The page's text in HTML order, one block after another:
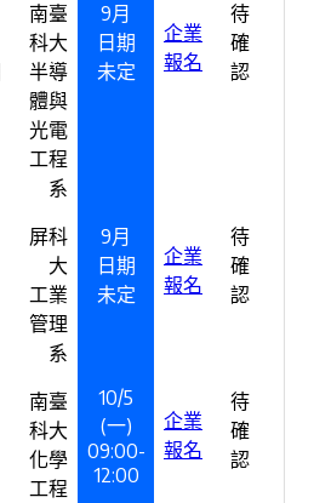
南臺
科大
半導
體與
光電
工程
系
9月
日期
未定
企業
報名
待
確
認
屏科
大
工業
管理
系
9月
日期
未定
企業
報名
待
確
認
南臺
科大
化學
工程
10/5
(一)
09:00-
12:00
企業
報名
待
確
認